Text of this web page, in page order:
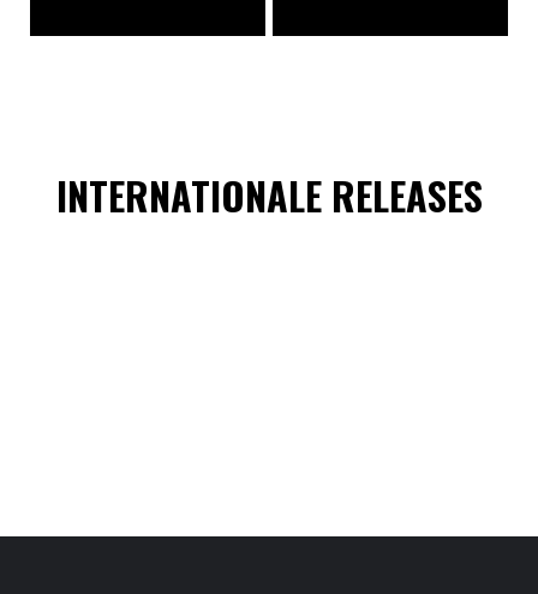
INTERNATIONALE RELEASES